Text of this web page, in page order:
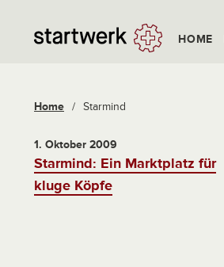
HOME
Home / Starmind
1. Oktober 2009
Starmind: Ein Marktplatz für
kluge Köpfe